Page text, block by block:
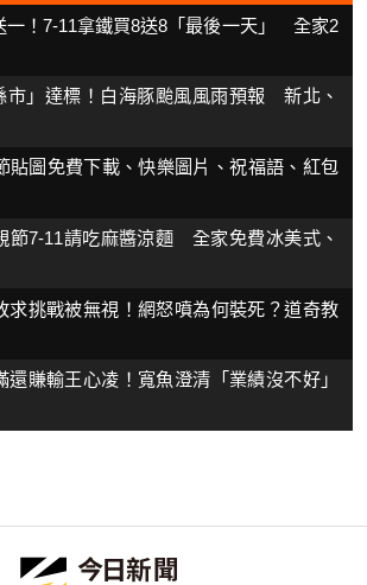
一！7-11拿鐵買8送8「最後一天」 全家2
市」達標！白海豚颱風風雨預報 新北、
貼圖免費下載、快樂圖片、祝福語、紅包
節7-11請吃麻醬涼麵 全家免費冰美式、
求挑戰被無視！網怒噴為何裝死？道奇教
還賺輸王心凌！寬魚澄清「業績沒不好」